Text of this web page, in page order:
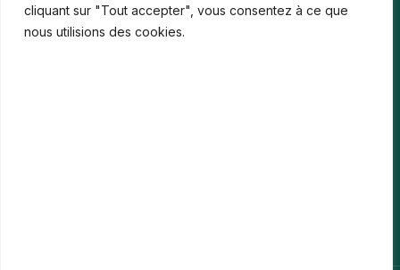
cliquant sur "Tout accepter", vous consentez à ce que
nous utilisions des cookies.
Monter en compétences digitales en entreprise :…